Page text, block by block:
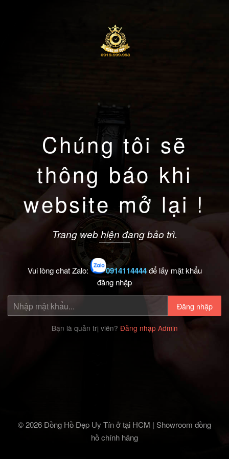
Chúng tôi sẽ
thông báo khi
website mở lại !
Trang web hiện đang bảo trì.
Vui lòng chat Zalo: 0914114444để lấy mật khẩu
đăng nhập
Đăng nhập
Bạn là quản trị viên? Đăng nhập Admin
© 2026 Đồng Hồ Đẹp Uy Tín ở tại HCM | Showroom đồng
hồ chính hãng‎